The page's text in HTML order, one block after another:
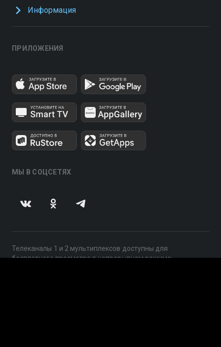
Информация
ПРИЛОЖЕНИЯ
МЫ В СОЦСЕТЯХ
Телеканалы 1 и 2 мультиплексов доступны для
бесплатного просмотра в непрерывном режиме,